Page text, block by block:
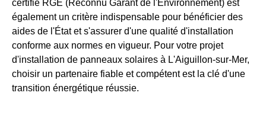
certifié RGE (Reconnu Garant de l'Environnement) est
également un critère indispensable pour bénéficier des
aides de l'État et s'assurer d'une qualité d'installation
conforme aux normes en vigueur. Pour votre projet
d'installation de panneaux solaires à L'Aiguillon-sur-Mer,
choisir un partenaire fiable et compétent est la clé d'une
transition énergétique réussie.